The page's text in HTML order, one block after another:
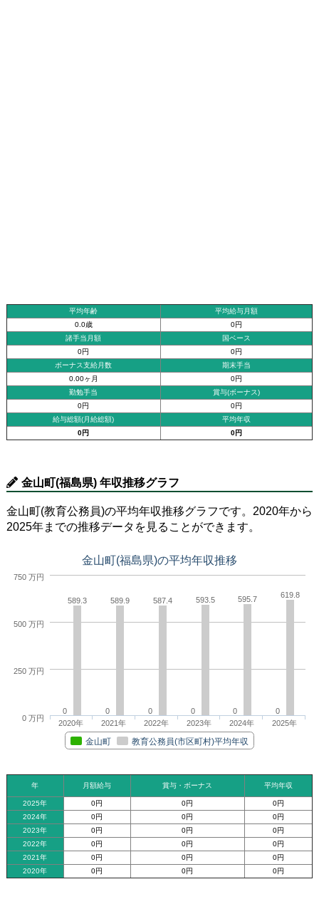
平均年齢
平均給与月額
0.0歳
0円
諸手当月額
国ベース
0円
0円
ボーナス支給月数
期末手当
0.00ヶ月
0円
勤勉手当
賞与(ボーナス)
0円
0円
給与総額(月給総額)
平均年収
0円
0円
金山町(福島県) 年収推移グラフ
金山町(教育公務員)の平均年収推移グラフです。2020年から
2025年までの推移データを見ることができます。
金山町(福島県)の平均年収推移
0 0 0 0 0 0
589.3 589.9 587.4 593.5 595.7 619.8
金山町 教育公務員(市区町村)平均年収
2020年 2021年 2022年 2023年 2024年 2025年
0 万円
250 万円
500 万円
750 万円
年 月額給与 賞与・ボーナス 平均年収
2025年 0円 0円
0円
2024年
0円 0円
0円
2023年
0円 0円
0円
2022年
0円 0円
0円
2021年
0円 0円
0円
2020年
0円 0円 0円